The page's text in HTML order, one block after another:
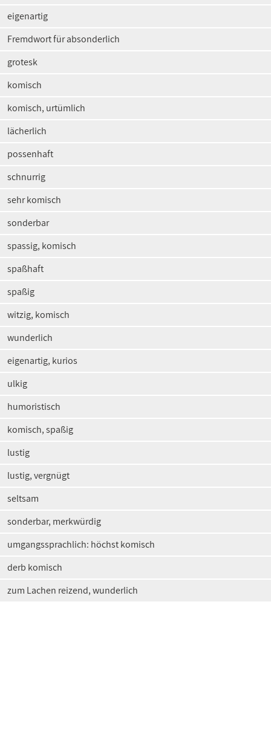
eigenartig
Fremdwort für absonderlich
grotesk
komisch
komisch, urtümlich
lächerlich
possenhaft
schnurrig
sehr komisch
sonderbar
spassig, komisch
spaßhaft
spaßig
witzig, komisch
wunderlich
eigenartig, kurios
ulkig
humoristisch
komisch, spaßig
lustig
lustig, vergnügt
seltsam
sonderbar, merkwürdig
umgangssprachlich: höchst komisch
derb komisch
zum Lachen reizend, wunderlich